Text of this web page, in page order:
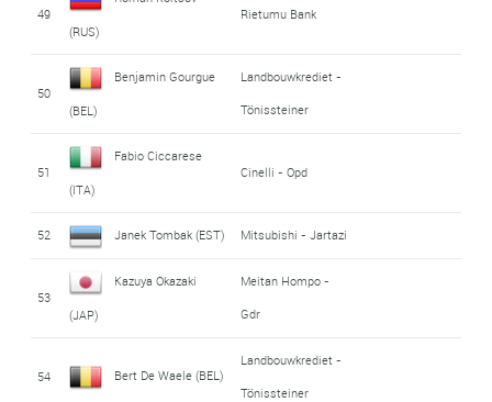
49
(RUS)
Rietumu Bank
50
Benjamin Gourgue
(BEL)
Landbouwkrediet -
Tönissteiner
51
Fabio Ciccarese
(ITA)
Cinelli - Opd
52 Janek Tombak (EST) Mitsubishi - Jartazi
53
Kazuya Okazaki
(JAP)
Meitan Hompo -
Gdr
54 Bert De Waele (BEL)
Landbouwkrediet -
Tönissteiner